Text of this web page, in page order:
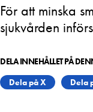
För att minska
sjukvården
DELA INNEHÅLLET PÅ
Dela på X
Dela